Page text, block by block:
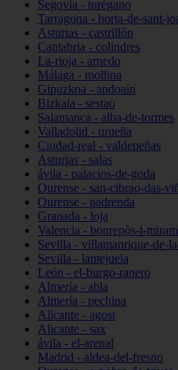
Segovia - turégano
Tarragona - horta-de-sant-
Asturias - castrillón
Cantabria - colindres
La-rioja - arnedo
Málaga - mollina
Gipuzkoa - andoain
Bizkaia - sestao
Salamanca - alba-de-tormes
Valladolid - urueña
Ciudad-real - valdepeñas
Asturias - salas
ávila - palacios-de-goda
Ourense - san-cibrao-das-
Ourense - padrenda
Granada - loja
Valencia - bonrepòs-i-
Sevilla - villamanrique-de-
Sevilla - lantejuela
León - el-burgo-ranero
Almería - abla
Almería - pechina
Alicante - agost
Alicante - sax
ávila - el-arenal
Madrid - aldea-del-fresno